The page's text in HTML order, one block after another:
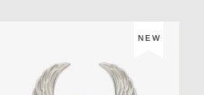
NEW